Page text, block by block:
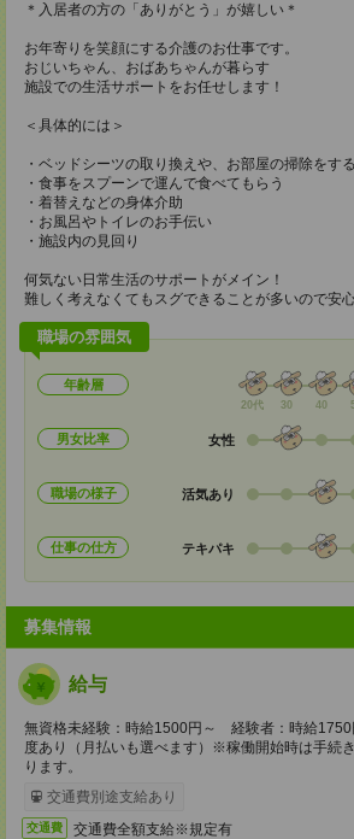
＊入居者の方の「ありがとう」が嬉しい＊
お年寄りを笑顔にする介護のお仕事です。
おじいちゃん、おばあちゃんが暮らす
施設での生活サポートをお任せします！
＜具体的には＞
・ベッドシーツの取り換えや、お部屋の掃除をする
・食事をスプーンで運んで食べてもらう
・着替えなどの身体介助
・お風呂やトイレのお手伝い
・施設内の見回り
何気ない日常生活のサポートがメイン！
難しく考えなくてもスグできることが多いので安
職場の雰囲気
年齢層
20代 30 40
男女比率 女性
職場の様子 活気あり
仕事の仕方 テキパキ
募集情報
給与
無資格未経験：時給1500円～ 経験者：時給
度あり（月払いも選べます）※稼働開始時は手続
ります。
交通費別途支給あり
交通費 交通費全額支給※規定有